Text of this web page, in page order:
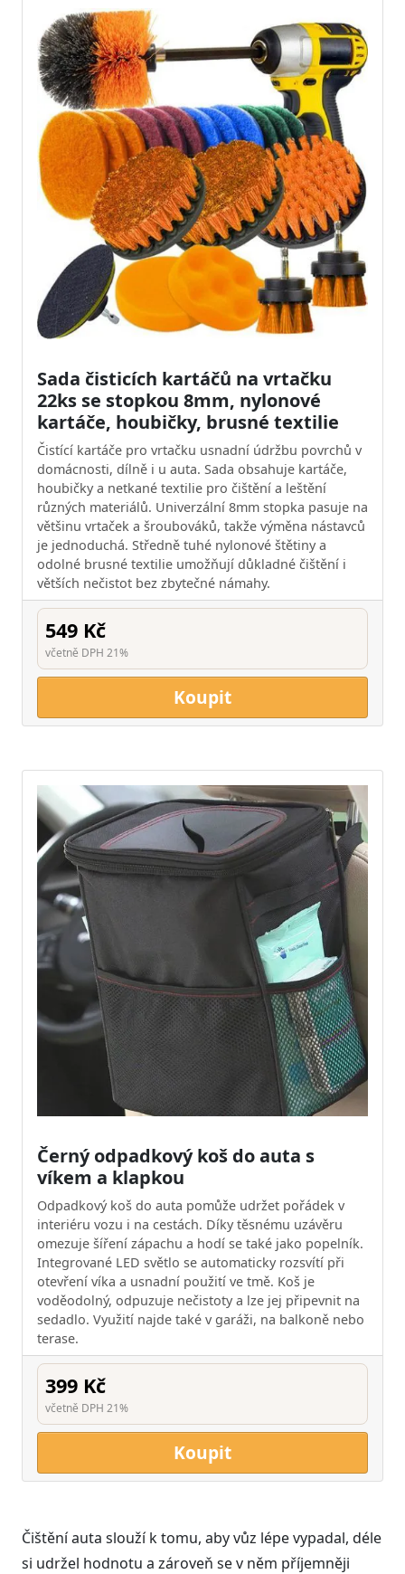
Sada čisticích kartáčů na vrtačku
22ks se stopkou 8mm, nylonové
kartáče, houbičky, brusné textilie
Čistící kartáče pro vrtačku usnadní údržbu povrchů v
domácnosti, dílně i u auta. Sada obsahuje kartáče,
houbičky a netkané textilie pro čištění a leštění
různých materiálů. Univerzální 8mm stopka pasuje na
většinu vrtaček a šroubováků, takže výměna nástavců
je jednoduchá. Středně tuhé nylonové štětiny a
odolné brusné textilie umožňují důkladné čištění i
větších nečistot bez zbytečné námahy.
549 Kč
včetně DPH 21%
Koupit
Černý odpadkový koš do auta s
víkem a klapkou
Odpadkový koš do auta pomůže udržet pořádek v
interiéru vozu i na cestách. Díky těsnému uzávěru
omezuje šíření zápachu a hodí se také jako popelník.
Integrované LED světlo se automaticky rozsvítí při
otevření víka a usnadní použití ve tmě. Koš je
voděodolný, odpuzuje nečistoty a lze jej připevnit na
sedadlo. Využití najde také v garáži, na balkoně nebo
terase.
399 Kč
včetně DPH 21%
Koupit
Čištění auta slouží k tomu, aby vůz lépe vypadal, déle
si udržel hodnotu a zároveň se v něm příjemněji